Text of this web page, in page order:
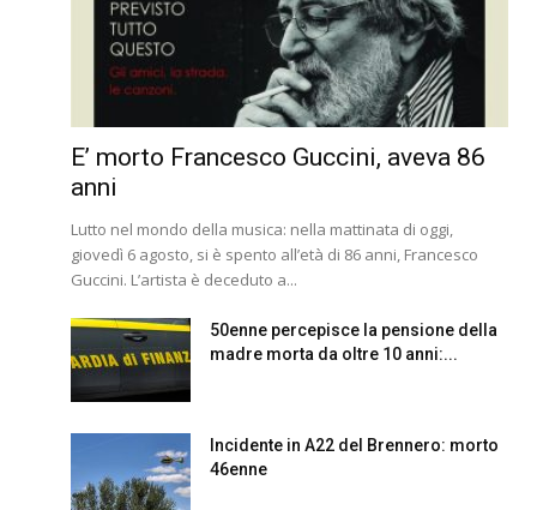
E’ morto Francesco Guccini, aveva 86
anni
Lutto nel mondo della musica: nella mattinata di oggi,
giovedì 6 agosto, si è spento all’età di 86 anni, Francesco
Guccini. L’artista è deceduto a...
50enne percepisce la pensione della
madre morta da oltre 10 anni:...
Incidente in A22 del Brennero: morto
46enne